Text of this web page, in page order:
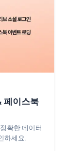
페이스북
확한 데이터
하세요.